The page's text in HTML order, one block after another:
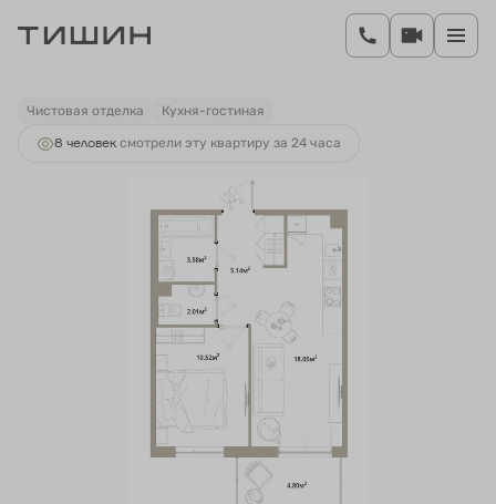
1-комнатная 40.74 м 7 810 877 руб.
Ипотекаот 29 313 руб.
Чистовая отделка Кухня-гостиная
8 человек смотрели эту квартиру за 24 часа